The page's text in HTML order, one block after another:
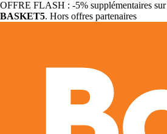
OFFRE FLASH : -5% supplémentaires
BASKET5. Hors offres partenaires